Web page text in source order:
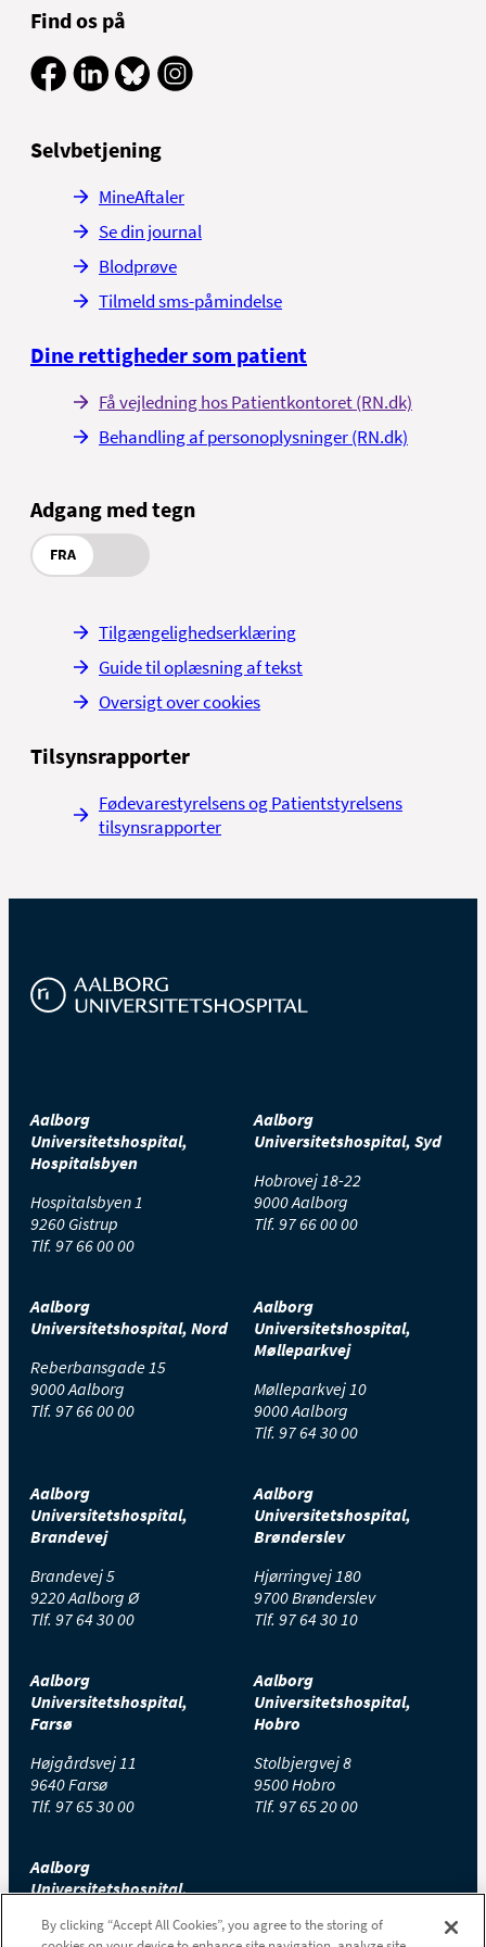
Hele undersøgelsen varer cirka 6 timer. Derfor er det
lignende til ventetiden.
Find os på
Selvbetjening
MineAftaler
Se din journal
Blodprøve
Tilmeld sms-påmindelse
Dine rettigheder som patient
Få vejledning hos Patientkontoret (RN.dk)
Behandling af personoplysninger (RN.dk)
Adgang med tegn
FRA
Tilgængelighedserklæring
Guide til oplæsning af tekst
Oversigt over cookies
Tilsynsrapporter
Fødevarestyrelsens og Patientstyrelsens
tilsynsrapporter
Aalborg
Universitetshospital,
Hospitalsbyen
Hospitalsbyen 1
9260 Gistrup
Tlf. 97 66 00 00
Aalborg
Universitetshospital, Syd
Hobrovej 18-22
9000 Aalborg
Tlf. 97 66 00 00
Aalborg
Universitetshospital, Nord
Reberbansgade 15
9000 Aalborg
Tlf. 97 66 00 00
Aalborg
Universitetshospital,
Mølleparkvej
Mølleparkvej 10
9000 Aalborg
Tlf. 97 64 30 00
Aalborg
Universitetshospital,
Brandevej
Brandevej 5
9220 Aalborg Ø
Tlf. 97 64 30 00
Aalborg
Universitetshospital,
Brønderslev
Hjørringvej 180
9700 Brønderslev
Tlf. 97 64 30 10
Aalborg
Universitetshospital,
Farsø
Højgårdsvej 11
9640 Farsø
Tlf. 97 65 30 00
Aalborg
Universitetshospital,
Hobro
Stolbjergvej 8
9500 Hobro
Tlf. 97 65 20 00
Aalborg
Universitetshospital,
By clicking “Accept All Cookies”, you agree to the storing of